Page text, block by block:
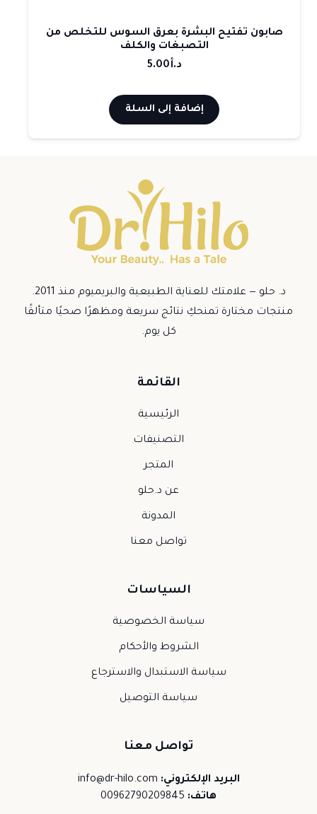
صابون تفتيح البشرة بعرق السوس للتخلص من
التصبغات والكلف
د.أ5.00
إضافة إلى السلة
د. حلو — علامتك للعناية الطبيعية والبريميوم منذ 2011.
منتجات مختارة تمنحكِ نتائج سريعة ومظهرًا صحيًا متألقًا
كل يوم.
القائمة
الرئيسية
التصنيفات
المتجر
عن د.حلو
المدونة
تواصل معنا
السياسات
سياسة الخصوصية
الشروط والأحكام
سياسة الاستبدال والاسترجاع
سياسة التوصيل
تواصل معنا
البريد الإلكتروني: info@dr-hilo.com
هاتف: 00962790209845